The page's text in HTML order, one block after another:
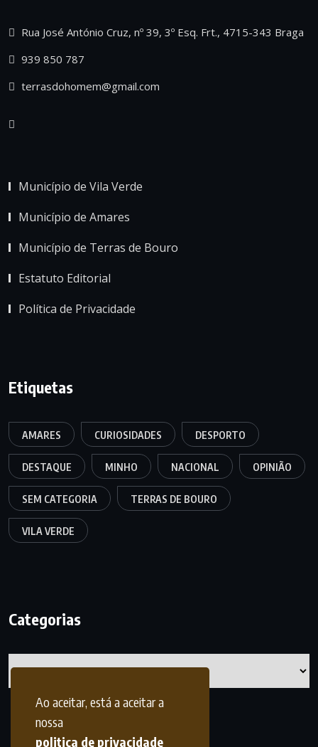
Ao aceitar, está a aceitar a
nossa
politica de privacidade
Rua José António Cruz, nº 39, 3º Esq. Frt., 4715-343 Braga
939 850 787
terrasdohomem@gmail.com
Município de Vila Verde
Município de Amares
Município de Terras de Bouro
Estatuto Editorial
Política de Privacidade
Etiquetas
AMARES CURIOSIDADES DESPORTO
DESTAQUE MINHO NACIONAL OPINIÃO
SEM CATEGORIA TERRAS DE BOURO
VILA VERDE
Categorias